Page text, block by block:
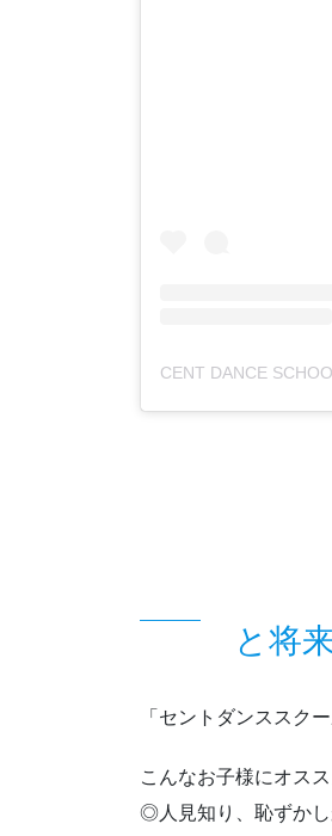
と将
「セントダンススク
こんなお子様にオス
◎人見知り、恥ずか